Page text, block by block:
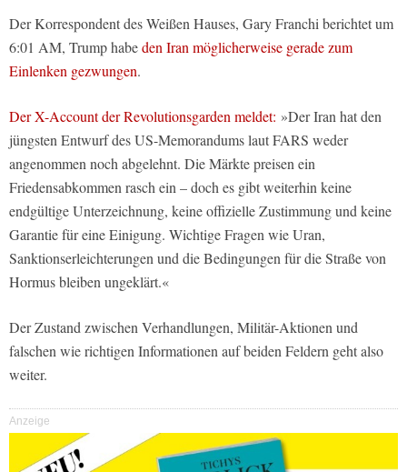
Der Korrespondent des Weißen Hauses, Gary Franchi berichtet um
6:01 AM, Trump habeden Iran möglicherweise gerade zum
Einlenken gezwungen.
Der X-Account der Revolutionsgarden meldet: »Der Iran hat den
jüngsten Entwurf des US-Memorandums laut FARS weder
angenommen noch abgelehnt. Die Märkte preisen ein
Friedensabkommen rasch ein – doch es gibt weiterhin keine
endgültige Unterzeichnung, keine offizielle Zustimmung und keine
Garantie für eine Einigung. Wichtige Fragen wie Uran,
Sanktionserleichterungen und die Bedingungen für die Straße von
Hormus bleiben ungeklärt.«
Der Zustand zwischen Verhandlungen, Militär-Aktionen und
falschen wie richtigen Informationen auf beiden Feldern geht also
weiter.
Anzeige